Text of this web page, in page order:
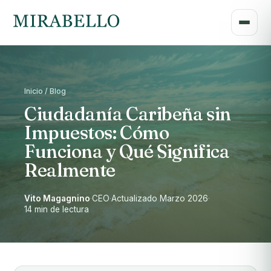
Inicio / Blog
Ciudadanía Caribeña sin
Impuestos: Cómo
Funciona y Qué Significa
Realmente
Vito Magagnino·CEO·Actualizado Marzo 2026·
14 min de lectura